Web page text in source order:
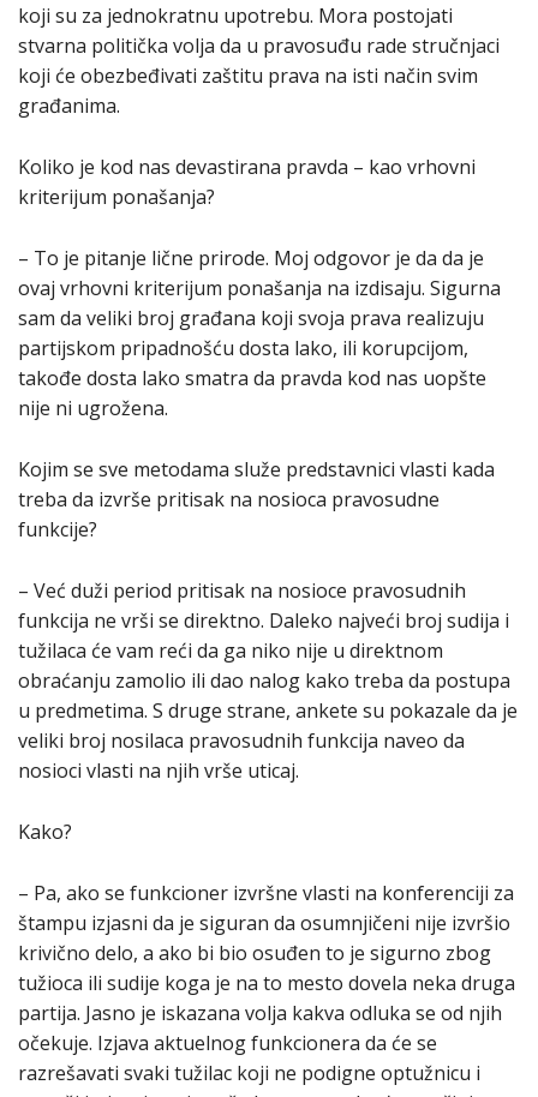
koji su za jednokratnu upotrebu. Mora postojati
stvarna politička volja da u pravosuđu rade stručnjaci
koji će obezbeđivati zaštitu prava na isti način svim
građanima.
Koliko je kod nas devastirana pravda – kao vrhovni
kriterijum ponašanja?
– To je pitanje lične prirode. Moj odgovor je da da je
ovaj vrhovni kriterijum ponašanja na izdisaju. Sigurna
sam da veliki broj građana koji svoja prava realizuju
partijskom pripadnošću dosta lako, ili korupcijom,
takođe dosta lako smatra da pravda kod nas uopšte
nije ni ugrožena.
Kojim se sve metodama služe predstavnici vlasti kada
treba da izvrše pritisak na nosioca pravosudne
funkcije?
– Već duži period pritisak na nosioce pravosudnih
funkcija ne vrši se direktno. Daleko najveći broj sudija i
tužilaca će vam reći da ga niko nije u direktnom
obraćanju zamolio ili dao nalog kako treba da postupa
u predmetima. S druge strane, ankete su pokazale da je
veliki broj nosilaca pravosudnih funkcija naveo da
nosioci vlasti na njih vrše uticaj.
Kako?
– Pa, ako se funkcioner izvršne vlasti na konferenciji za
štampu izjasni da je siguran da osumnjičeni nije izvršio
krivično delo, a ako bi bio osuđen to je sigurno zbog
tužioca ili sudije koga je na to mesto dovela neka druga
partija. Jasno je iskazana volja kakva odluka se od njih
očekuje. Izjava aktuelnog funkcionera da će se
razrešavati svaki tužilac koji ne podigne optužnicu i